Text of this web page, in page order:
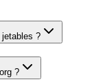
jetables ?
?